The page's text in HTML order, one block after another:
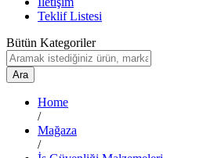
Teklif Listesi
Bütün Kategoriler
Ara
Home
/
Mağaza
/